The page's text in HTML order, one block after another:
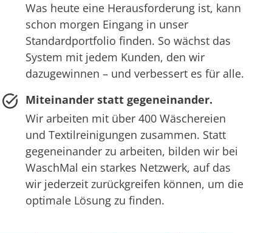
Was heute eine Herausforderung ist, kann
schon morgen Eingang in unser
Standardportfolio finden. So wächst das
System mit jedem Kunden, den wir
dazugewinnen – und verbessert es für alle.
Miteinander statt gegeneinander.
Wir arbeiten mit über 400 Wäschereien
und Textilreinigungen zusammen. Statt
gegeneinander zu arbeiten, bilden wir bei
WaschMal ein starkes Netzwerk, auf das
wir jederzeit zurückgreifen können, um die
optimale Lösung zu finden.